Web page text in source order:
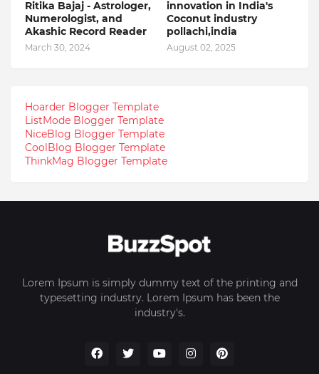
Ritika Bajaj - Astrologer,
Numerologist, and
Akashic Record Reader
March 30, 2024
innovation in India's
Coconut industry
pollachi,india
August 02, 2025
Hoarder Blogger Template
ListMode Blogger Template
NiceBlog Blogger Template
CoolBlog Blogger Template
ThinkMag Blogger Template
Lorem Ipsum is simply dummy text of the printing and
typesetting industry. Lorem Ipsum has been the
industry's.